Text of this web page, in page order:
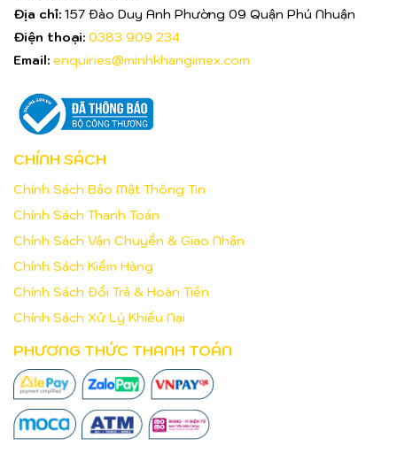
Địa chỉ: 157 Đào Duy Anh Phường 09 Quận Phú Nhuận
Điện thoại: 0383 909 234
Email: enquiries@minhkhangimex.com
CHÍNH SÁCH
Chính Sách Bảo Mật Thông Tin
Chính Sách Thanh Toán
Chính Sách Vận Chuyển & Giao Nhận
Chính Sách Kiểm Hàng
Chính Sách Đổi Trả & Hoàn Tiền
Chính Sách Xử Lý Khiếu Nại
PHƯƠNG THỨC THANH TOÁN